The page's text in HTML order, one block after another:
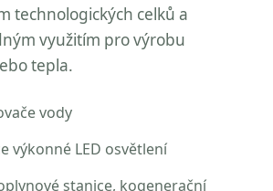
technologických celků a
využitím pro výrobu
tepla.
vody
výkonné LED osvětlení
stanice, kogenerační